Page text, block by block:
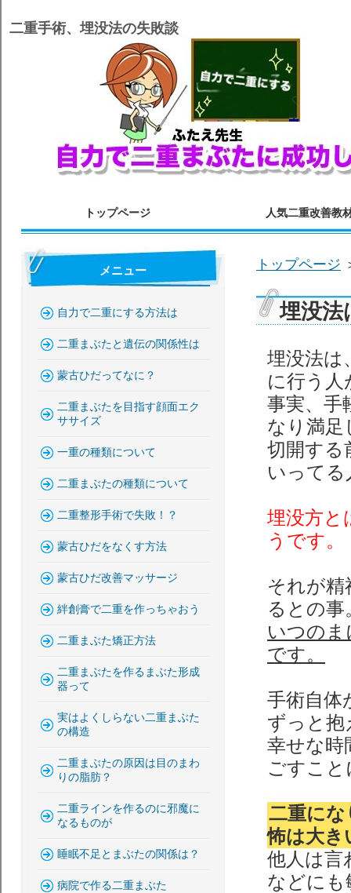
二重手術、埋没法の失敗談
トップページ
埋没法
埋没法は
に行う人
事実、手
なり満足
切開する
いって
埋没方と
うです。
それが精
るとの事
いつの
です。
手術自体
ずっと抱
幸せな時
ごすこ
二重に
怖は大き
他人は言
などにも
メニュー
自力で二重にする方法は
二重まぶたと遺伝の関係性は
蒙古ひだってなに？
二重まぶたを目指す顔面エク
ササイズ
一重の種類について
二重まぶたの種類について
二重整形手術で失敗！？
蒙古ひだをなくす方法
蒙古ひだ改善マッサージ
絆創膏で二重を作っちゃおう
二重まぶた矯正方法
二重まぶたを作るまぶた形成
器って
実はよくしらない二重まぶた
の構造
二重まぶたの原因は目のまわ
りの脂肪？
二重ラインを作るのに邪魔に
なるものが
睡眠不足とまぶたの関係は？
病院で作る二重まぶた
トップページ 人気二重改善教